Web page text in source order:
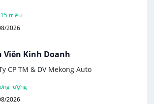
triệu
2026
Viên Kinh Doanh
CP TM & DV Mekong Auto
lượng
2026